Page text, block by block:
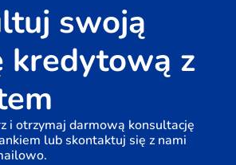
swoją
kredytową z
i otrzymaj darmową konsultację
lub skontaktuj się z nami